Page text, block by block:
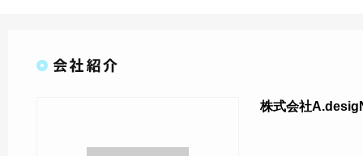
株式会社